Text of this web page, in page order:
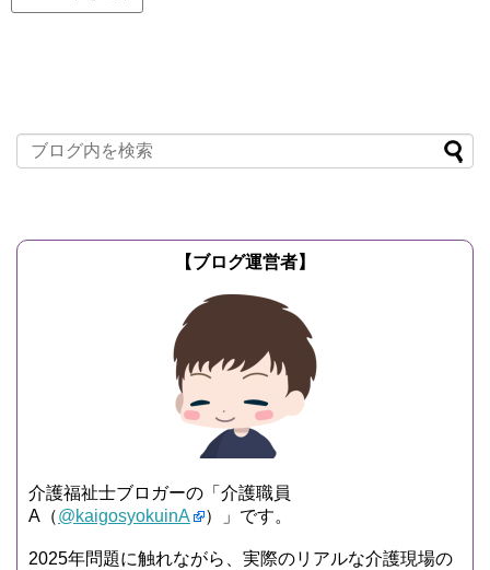
【ブログ運営者】
介護福祉士ブロガーの「介護職員
A（@kaigosyokuinA ）」です。
2025年問題に触れながら、実際のリアルな介護現場の